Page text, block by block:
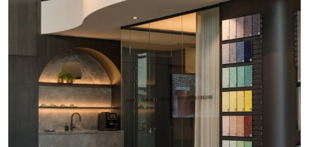
Spuitwerk
Technologie
Audio/Video
Thuisbioscoop
Domotica